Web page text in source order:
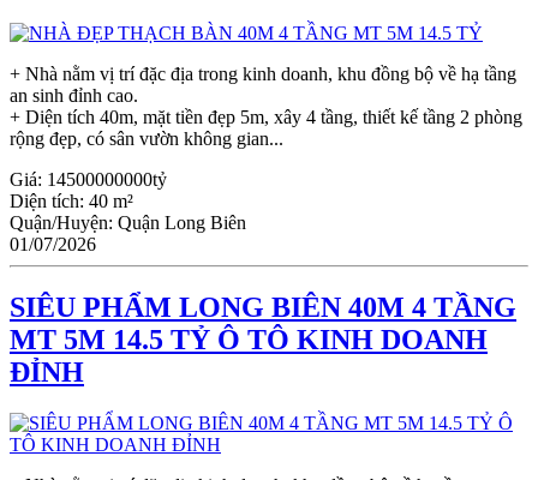
+ Nhà nằm vị trí đặc địa trong kinh doanh, khu đồng bộ về hạ tầng
an sinh đỉnh cao.
+ Diện tích 40m, mặt tiền đẹp 5m, xây 4 tầng, thiết kế tầng 2 phòng
rộng đẹp, có sân vườn không gian...
Giá: 14500000000tỷ
Diện tích: 40 m²
Quận/Huyện: Quận Long Biên
01/07/2026
SIÊU PHẨM LONG BIÊN 40M 4 TẦNG
MT 5M 14.5 TỶ Ô TÔ KINH DOANH
ĐỈNH